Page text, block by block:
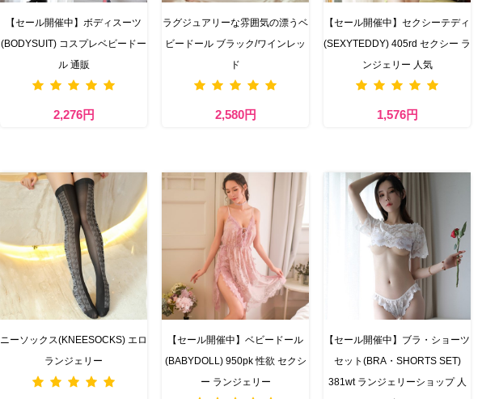
【セール開催中】ボディスーツ
(BODYSUIT) コスプレベビードー
ル 通販
2,276円
ラグジュアリーな雰囲気の漂うベ
ビードール ブラック/ワインレッ
ド
2,580円
【セール開催中】セクシーテディ
(SEXYTEDDY) 405rd セクシー ラ
ンジェリー 人気
1,576円
ニーソックス(KNEESOCKS) エロ
ランジェリー
【セール開催中】ベビードール
(BABYDOLL) 950pk 性欲 セクシ
ー ランジェリー
【セール開催中】ブラ・ショーツ
セット(BRA・SHORTS SET)
381wt ランジェリーショップ 人